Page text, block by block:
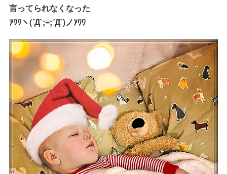
言ってられなくなった
ｱﾜﾜヽ(´Д`;≡;´Д`)ノｱﾜﾜ